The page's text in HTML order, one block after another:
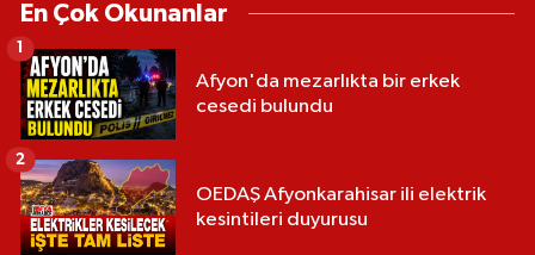
En Çok Okunanlar
Afyon'da mezarlıkta bir erkek
cesedi bulundu
1
OEDAŞ Afyonkarahisar ili elektrik
kesintileri duyurusu
2